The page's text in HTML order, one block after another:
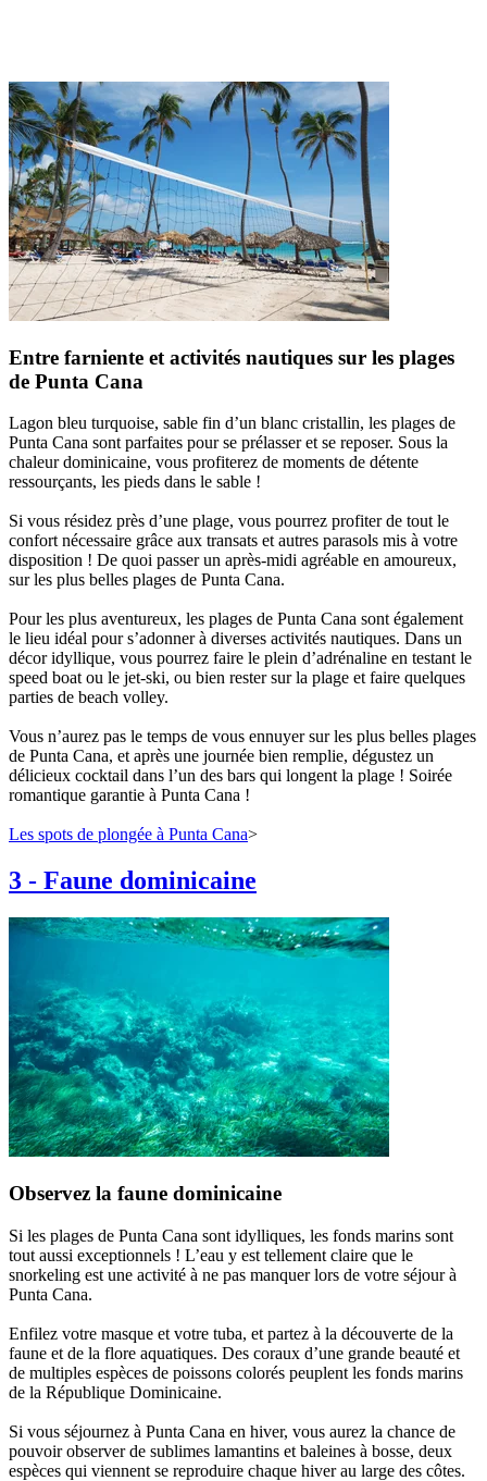
Entre farniente et activités nautiques sur les plages
de Punta Cana
Lagon bleu turquoise, sable fin d’un blanc cristallin, les plages de
Punta Cana sont parfaites pour se prélasser et se reposer. Sous la
chaleur dominicaine, vous profiterez de moments de détente
ressourçants, les pieds dans le sable !
Si vous résidez près d’une plage, vous pourrez profiter de tout le
confort nécessaire grâce aux transats et autres parasols mis à votre
disposition ! De quoi passer un après-midi agréable en amoureux,
sur les plus belles plages de Punta Cana.
Pour les plus aventureux, les plages de Punta Cana sont également
le lieu idéal pour s’adonner à diverses activités nautiques. Dans un
décor idyllique, vous pourrez faire le plein d’adrénaline en testant le
speed boat ou le jet-ski, ou bien rester sur la plage et faire quelques
parties de beach volley.
Vous n’aurez pas le temps de vous ennuyer sur les plus belles plages
de Punta Cana, et après une journée bien remplie, dégustez un
délicieux cocktail dans l’un des bars qui longent la plage ! Soirée
romantique garantie à Punta Cana !
Les spots de plongée à Punta Cana>
3 - Faune dominicaine
Observez la faune dominicaine
Si les plages de Punta Cana sont idylliques, les fonds marins sont
tout aussi exceptionnels ! L’eau y est tellement claire que le
snorkeling est une activité à ne pas manquer lors de votre séjour à
Punta Cana.
Enfilez votre masque et votre tuba, et partez à la découverte de la
faune et de la flore aquatiques. Des coraux d’une grande beauté et
de multiples espèces de poissons colorés peuplent les fonds marins
de la République Dominicaine.
Si vous séjournez à Punta Cana en hiver, vous aurez la chance de
pouvoir observer de sublimes lamantins et baleines à bosse, deux
espèces qui viennent se reproduire chaque hiver au large des côtes.